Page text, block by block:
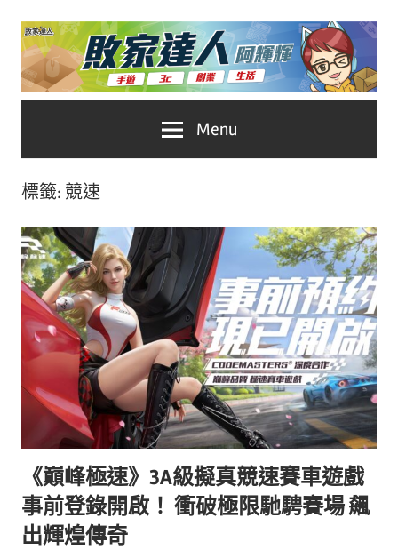
Skip
content
家
人
推
薦
No.1
遊
戲
科
技
自
媒
體。
Menu
標籤: 競速
《巔峰極速》3A級擬真競速賽車遊戲
事前登錄開啟！ 衝破極限馳騁賽場 飆
出輝煌傳奇